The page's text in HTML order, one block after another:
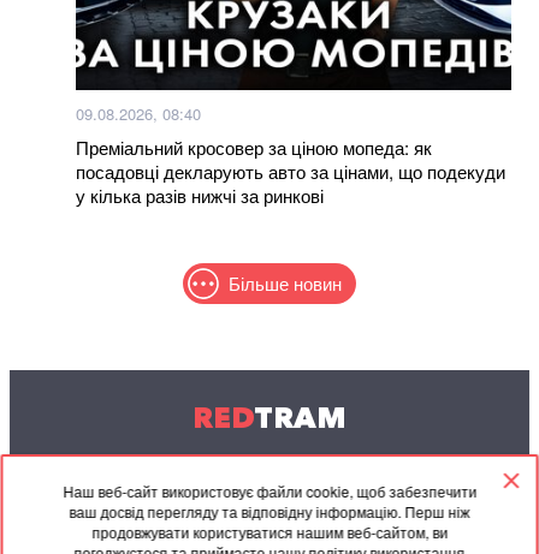
Наш веб-сайт використовує файли cookie, щоб забезпечити
ваш досвід перегляду та відповідну інформацію. Перш ніж
продовжувати користуватися нашим веб-сайтом, ви
09.08.2026, 08:40
Преміальний кросовер за ціною мопеда: як
посадовці декларують авто за цінами, що подекуди
у кілька разів нижчі за ринкові
Більше новин
REDTRAM
© 2004-2026 Redtram, Ltd.
Співпраця Архів Контакти